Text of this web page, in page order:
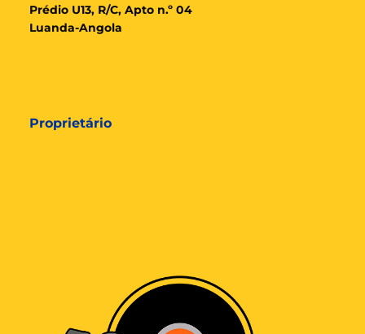
Prédio U13, R/C, Apto n.º 04
Luanda-Angola
Proprietário